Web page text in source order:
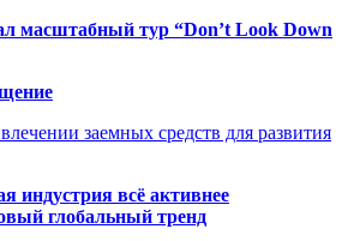
масштабный тур “Don’t Look Down
заемных средств для развития
индустрия всё активнее
глобальный тренд